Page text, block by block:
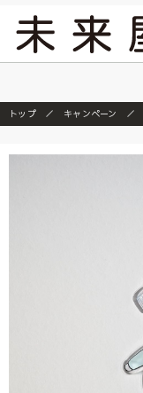
トップ キャンペーン